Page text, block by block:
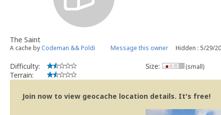
The Saint
A cache by Codeman && Poldi Message this owner Hidden : 5/29/
Difficulty:
Terrain:
Size: (small)
Join now to view geocache location details. It's free!